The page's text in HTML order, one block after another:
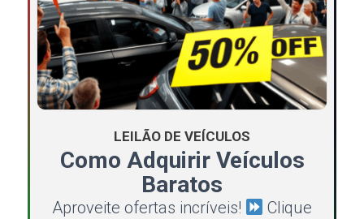
LEILÃO DE VEÍCULOS
Como Adquirir Veículos
Baratos
Aproveite ofertas incríveis!
Clique